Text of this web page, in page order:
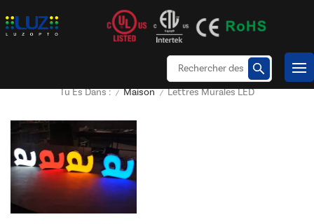
Tu Es Dans : / Maison / Lettres Murales LED